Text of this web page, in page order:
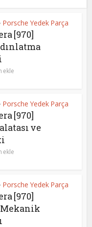
Porsche Yedek Parça
[970]
ekle
Porsche Yedek Parça
[970]
ve
ekle
Porsche Yedek Parça
[970]
Mekanik